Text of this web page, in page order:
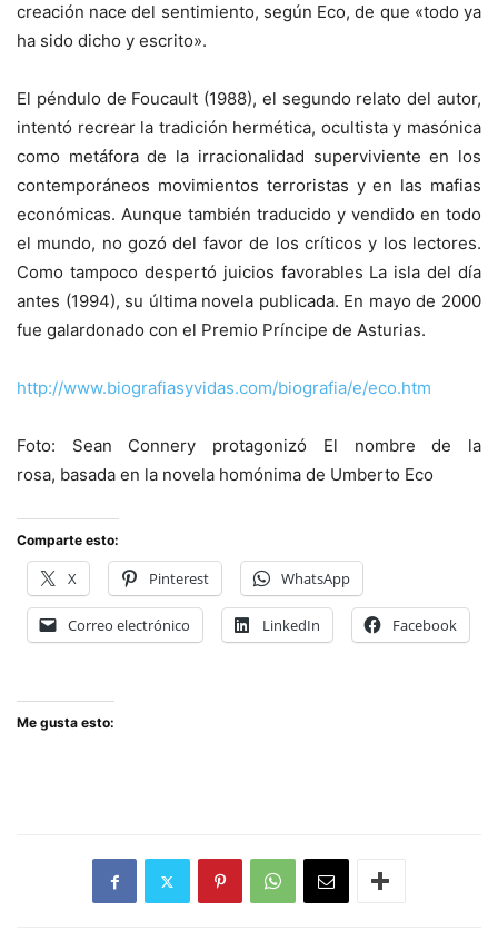
creación nace del sentimiento, según Eco, de que «todo ya
ha sido dicho y escrito».
El péndulo de Foucault (1988), el segundo relato del autor,
intentó recrear la tradición hermética, ocultista y masónica
como metáfora de la irracionalidad superviviente en los
contemporáneos movimientos terroristas y en las mafias
económicas. Aunque también traducido y vendido en todo
el mundo, no gozó del favor de los críticos y los lectores.
Como tampoco despertó juicios favorables La isla del día
antes (1994), su última novela publicada. En mayo de 2000
fue galardonado con el Premio Príncipe de Asturias.
http://www.biografiasyvidas.com/biografia/e/eco.htm
Foto: Sean Connery protagonizó El nombre de la
rosa, basada en la novela homónima de Umberto Eco
Comparte esto:
X Pinterest WhatsApp
Correo electrónico LinkedIn Facebook
Me gusta esto: